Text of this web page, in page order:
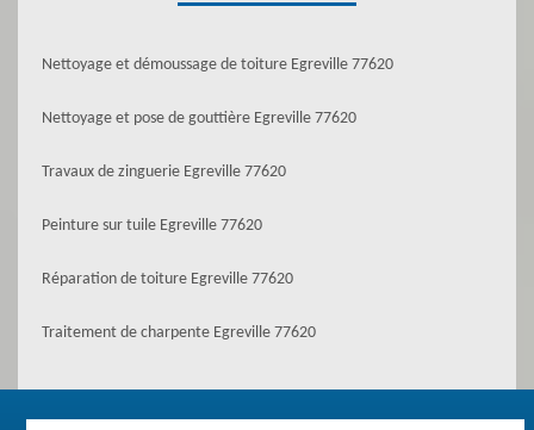
Nettoyage et démoussage de toiture Egreville 77620
Nettoyage et pose de gouttière Egreville 77620
Travaux de zinguerie Egreville 77620
Peinture sur tuile Egreville 77620
Réparation de toiture Egreville 77620
Traitement de charpente Egreville 77620